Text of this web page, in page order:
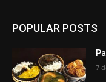
POPULAR POSTS
7